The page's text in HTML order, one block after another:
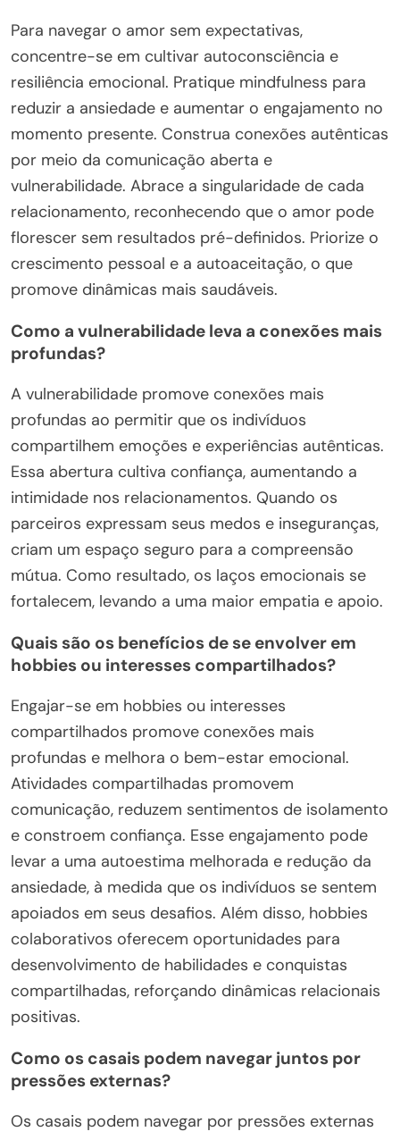
Para navegar o amor sem expectativas,
concentre-se em cultivar autoconsciência e
resiliência emocional. Pratique mindfulness para
reduzir a ansiedade e aumentar o engajamento no
momento presente. Construa conexões autênticas
por meio da comunicação aberta e
vulnerabilidade. Abrace a singularidade de cada
relacionamento, reconhecendo que o amor pode
florescer sem resultados pré-definidos. Priorize o
crescimento pessoal e a autoaceitação, o que
promove dinâmicas mais saudáveis.
Como a vulnerabilidade leva a conexões mais
profundas?
A vulnerabilidade promove conexões mais
profundas ao permitir que os indivíduos
compartilhem emoções e experiências autênticas.
Essa abertura cultiva confiança, aumentando a
intimidade nos relacionamentos. Quando os
parceiros expressam seus medos e inseguranças,
criam um espaço seguro para a compreensão
mútua. Como resultado, os laços emocionais se
fortalecem, levando a uma maior empatia e apoio.
Quais são os benefícios de se envolver em
hobbies ou interesses compartilhados?
Engajar-se em hobbies ou interesses
compartilhados promove conexões mais
profundas e melhora o bem-estar emocional.
Atividades compartilhadas promovem
comunicação, reduzem sentimentos de isolamento
e constroem confiança. Esse engajamento pode
levar a uma autoestima melhorada e redução da
ansiedade, à medida que os indivíduos se sentem
apoiados em seus desafios. Além disso, hobbies
colaborativos oferecem oportunidades para
desenvolvimento de habilidades e conquistas
compartilhadas, reforçando dinâmicas relacionais
positivas.
Como os casais podem navegar juntos por
pressões externas?
Os casais podem navegar por pressões externas